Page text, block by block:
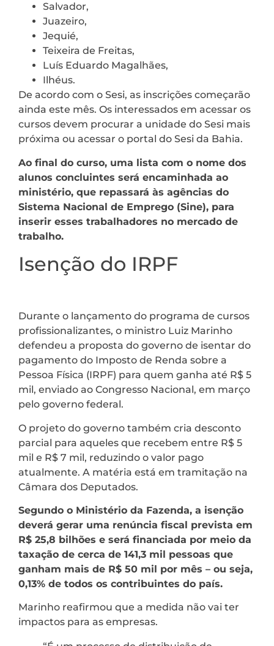
Salvador,
Juazeiro,
Jequié,
Teixeira de Freitas,
Luís Eduardo Magalhães,
Ilhéus.
De acordo com o Sesi, as inscrições começarão
ainda este mês. Os interessados em acessar os
cursos devem procurar a unidade do Sesi mais
próxima ou acessar o portal do Sesi da Bahia.
Ao final do curso, uma lista com o nome dos
alunos concluintes será encaminhada ao
ministério, que repassará às agências do
Sistema Nacional de Emprego (Sine), para
inserir esses trabalhadores no mercado de
trabalho.
Isenção do IRPF
Durante o lançamento do programa de cursos
profissionalizantes, o ministro Luiz Marinho
defendeu a proposta do governo de isentar do
pagamento do Imposto de Renda sobre a
Pessoa Física (IRPF) para quem ganha até R$ 5
mil, enviado ao Congresso Nacional, em março
pelo governo federal.
O projeto do governo também cria desconto
parcial para aqueles que recebem entre R$ 5
mil e R$ 7 mil, reduzindo o valor pago
atualmente. A matéria está em tramitação na
Câmara dos Deputados.
Segundo o Ministério da Fazenda, a isenção
deverá gerar uma renúncia fiscal prevista em
R$ 25,8 bilhões e será financiada por meio da
taxação de cerca de 141,3 mil pessoas que
ganham mais de R$ 50 mil por mês – ou seja,
0,13% de todos os contribuintes do país.
Marinho reafirmou que a medida não vai ter
impactos para as empresas.